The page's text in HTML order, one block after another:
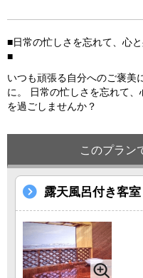
■日常の忙しさを忘れて、心
■
いつも頑張る自分へのご褒美
に。 日常の忙しさを忘れて
を過ごしませんか？
このプラン
露天風呂付き客